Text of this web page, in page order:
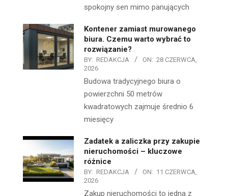
spokojny sen mimo panujących
Kontener zamiast murowanego
biura. Czemu warto wybrać to
rozwiązanie?
BY: REDAKCJA ON: 28 CZERWCA,
2026
Budowa tradycyjnego biura o
powierzchni 50 metrów
kwadratowych zajmuje średnio 6
miesięcy
Zadatek a zaliczka przy zakupie
nieruchomości – kluczowe
różnice
BY: REDAKCJA ON: 11 CZERWCA,
2026
Zakup nieruchomości to jedna z